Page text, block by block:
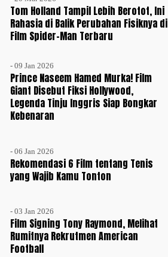
Tom Holland Tampil Lebih Berotot, Ini
Rahasia di Balik Perubahan Fisiknya di
Film Spider-Man Terbaru
- 09 Jan 2026
Prince Naseem Hamed Murka! Film
Giant Disebut Fiksi Hollywood,
Legenda Tinju Inggris Siap Bongkar
Kebenaran
- 06 Jan 2026
Rekomendasi 6 Film tentang Tenis
yang Wajib Kamu Tonton
- 03 Jan 2026
Film Signing Tony Raymond, Melihat
Rumitnya Rekrutmen American
Football